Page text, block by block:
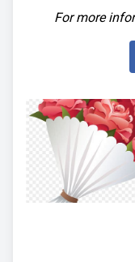
For more